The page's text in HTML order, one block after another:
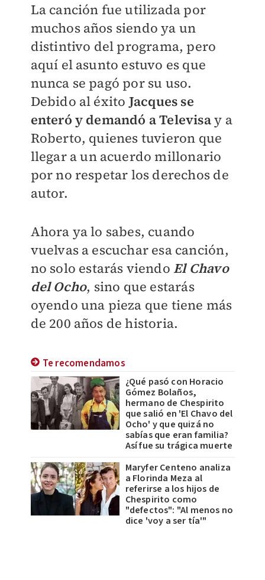
La canción fue utilizada por
muchos años siendo ya un
distintivo del programa, pero
aquí el asunto estuvo es que
nunca se pagó por su uso.
Debido al éxito Jacques se
enteró y demandó a Televisay a
Roberto, quienes tuvieron que
llegar a un acuerdo millonario
por no respetar los derechos de
autor.
Ahora ya lo sabes, cuando
vuelvas a escuchar esa canción,
no solo estarás viendo El Chavo
del Ocho, sino que estarás
oyendo una pieza que tiene más
de 200 años de historia.
Te recomendamos
¿Qué pasó con Horacio
Gómez Bolaños,
hermano de Chespirito
que salió en 'El Chavo del
Ocho' y que quizá no
sabías que eran familia?
Así fue su trágica muerte
Maryfer Centeno analiza
a Florinda Meza al
referirse a los hijos de
Chespirito como
"defectos": "Al menos no
dice 'voy a ser tía'"